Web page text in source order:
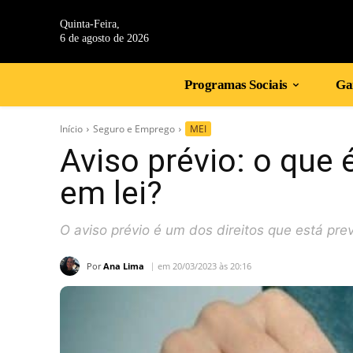
Quinta-Feira,
6 de agosto de 2026
Programas Sociais
Início Seguro e Emprego MEI
Aviso prévio: o que
em lei?
O aviso prévio é um dos direitos que está
Por Ana Lima em 20/03/2023 às 20:16